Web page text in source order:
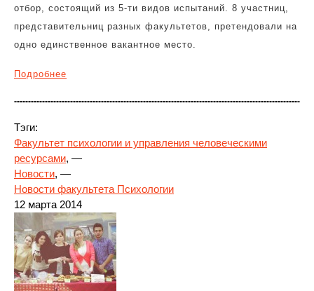
отбор, состоящий из 5-ти видов испытаний. 8 участниц,
представительниц разных факультетов, претендовали на
одно единственное вакантное место.
Подробнее
Тэги:
Факультет психологии и управления человеческими
ресурсами, —
Новости, —
Новости факультета Психологии
12 марта 2014